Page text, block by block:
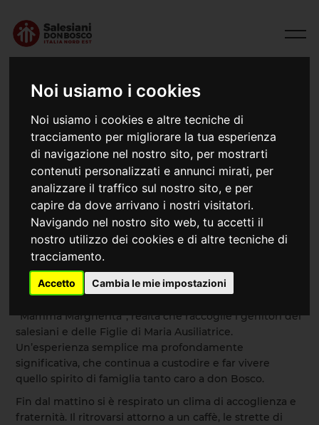
Noi usiamo i cookies
Noi usiamo i cookies e altre tecniche di
tracciamento per migliorare la tua esperienza
di navigazione nel nostro sito, per mostrarti
contenuti personalizzati e annunci mirati, per
analizzare il traffico sul nostro sito, e per
capire da dove arrivano i nostri visitatori.
Navigando nel nostro sito web, tu accetti il
nostro utilizzo dei cookies e di altre tecniche di
tracciamento.
Accetto Cambia le mie impostazioni
17/05/2026
Incontro Mamma Margherita
Domenica 17 maggio, presso l’Istituto Salesiano Don
“Mamma Margherita”, realtà che raccoglie i genitori dei
salesiani e delle Figlie di Maria Ausiliatrice.
Un’esperienza semplice ma profondamente
significativa, che continua a custodire e far vivere
quello spirito di famiglia tanto caro a don Bosco.
Fin dal mattino si è respirato un clima di accoglienza e
fraternità. Il ritrovarsi attorno a un caffè, le strette di